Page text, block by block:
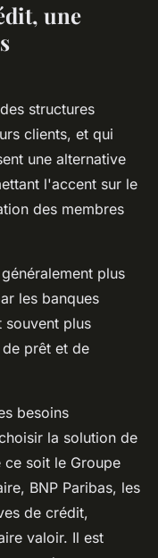
une
structures
clients, et qui
une alternative
l'accent sur le
des membres
plus
les banques
souvent plus
prêt et de
besoins
la solution de
ce soit le Groupe
BNP Paribas, les
de crédit,
valoir. Il est